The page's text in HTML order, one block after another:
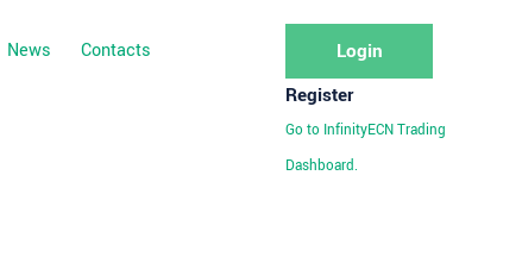
News Contacts
Login
Register
Go to InfinityECN Trading
Dashboard.